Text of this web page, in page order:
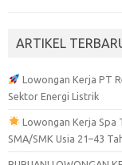
ARTIKEL
Lowongan Kerja PT
Sektor Energi Listrik
Lowongan Kerja Spa
SMA/SMK Usia 21–43